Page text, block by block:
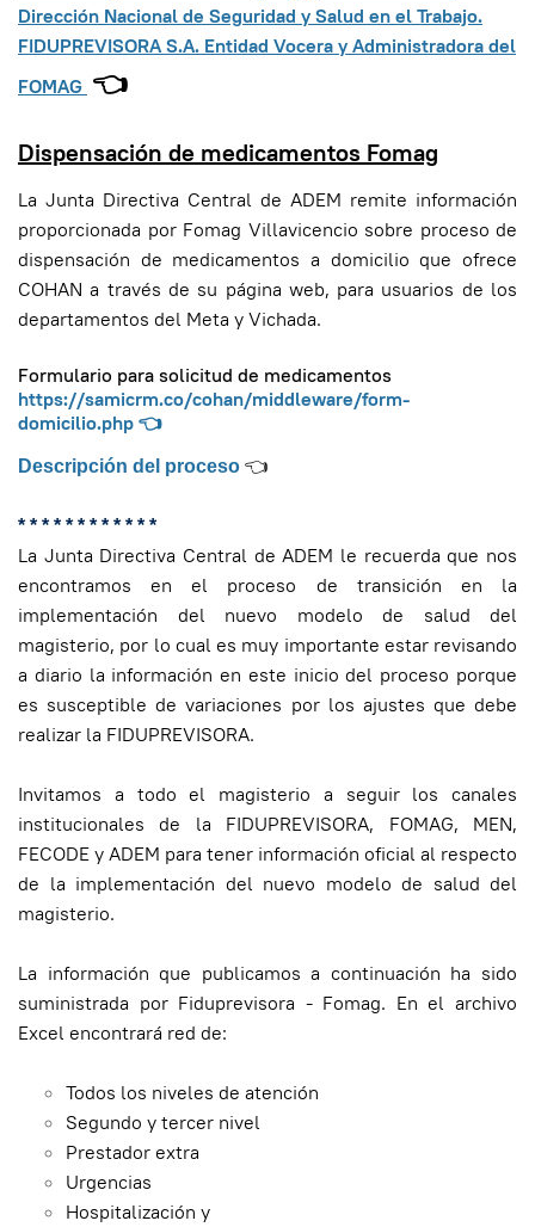
Dirección Nacional de Seguridad y Salud en el Trabajo.
FIDUPREVISORA S.A. Entidad Vocera y Administradora del
FOMAG 👈
Dispensación de medicamentos Fomag
La Junta Directiva Central de ADEM remite información
proporcionada por Fomag Villavicencio sobre proceso de
dispensación de medicamentos a domicilio que ofrece
COHAN a través de su página web, para usuarios de los
departamentos del Meta y Vichada.
Formulario para solicitud de medicamentos
https://samicrm.co/cohan/middleware/form-
domicilio.php👈
Descripción del proceso 👈
* * * * * * * * * * * *
La Junta Directiva Central de ADEM le recuerda que nos
encontramos en el proceso de transición en la
implementación del nuevo modelo de salud del
magisterio, por lo cual es muy importante estar revisando
a diario la información en este inicio del proceso porque
es susceptible de variaciones por los ajustes que debe
realizar la FIDUPREVISORA.
Invitamos a todo el magisterio a seguir los canales
institucionales de la FIDUPREVISORA, FOMAG, MEN,
FECODE y ADEM para tener información oficial al respecto
de la implementación del nuevo modelo de salud del
magisterio.
La información que publicamos a continuación ha sido
suministrada por Fiduprevisora - Fomag. En el archivo
Excel encontrará red de:
Todos los niveles de atención
Segundo y tercer nivel
Prestador extra
Urgencias
Hospitalización y